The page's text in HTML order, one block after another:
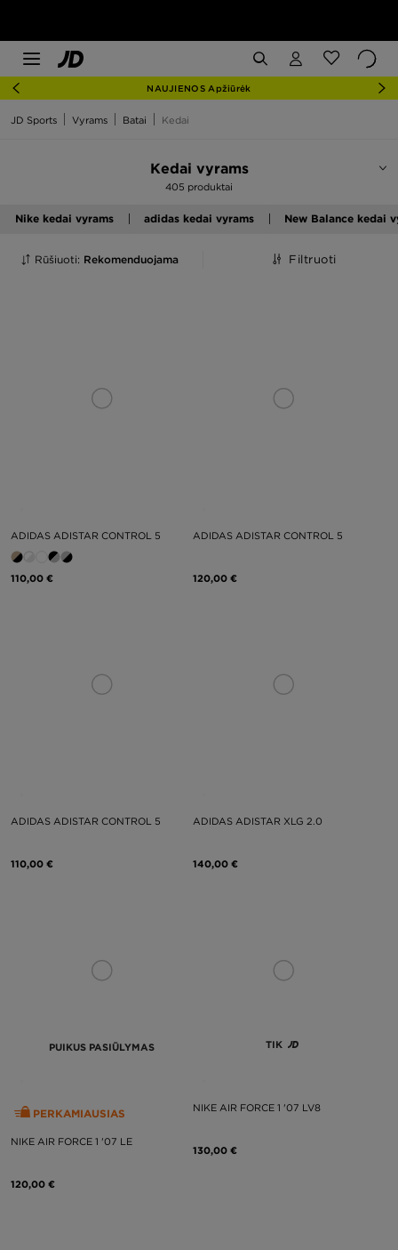
NAUJIENOS Apžiūrėk
JD Sports Vyrams Batai Kedai
Kedai vyrams
405 produktai
Nike kedai vyrams adidas kedai vyrams New Balance kedai
Rūšiuoti: Rekomenduojama Filtruoti
ADIDAS ADISTAR CONTROL 5
110,00 €
ADIDAS ADISTAR CONTROL 5
120,00 €
ADIDAS ADISTAR CONTROL 5
110,00 €
ADIDAS ADISTAR XLG 2.0
140,00 €
PUIKUS PASIŪLYMAS
PERKAMIAUSIAS
NIKE AIR FORCE 1 '07 LE
120,00 €
TIK
NIKE AIR FORCE 1 '07 LV8
130,00 €